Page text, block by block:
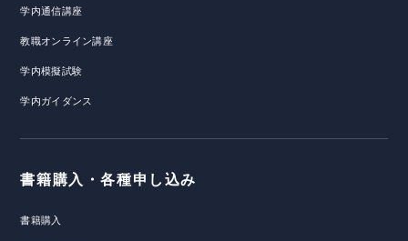
学内通信講座
教職オンライン講座
学内模擬試験
学内ガイダンス
書籍購入・各種申し込み
書籍購入